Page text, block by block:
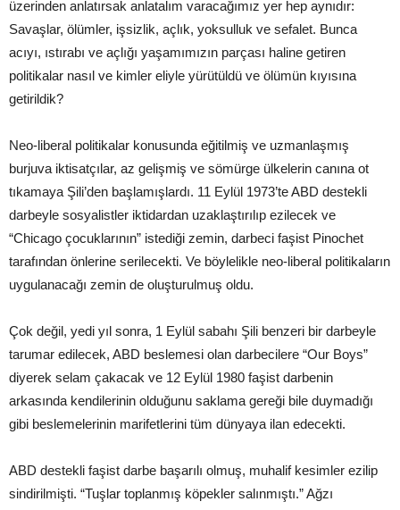
üzerinden anlatırsak anlatalım varacağımız yer hep aynıdır:
Savaşlar, ölümler, işsizlik, açlık, yoksulluk ve sefalet. Bunca
acıyı, ıstırabı ve açlığı yaşamımızın parçası haline getiren
politikalar nasıl ve kimler eliyle yürütüldü ve ölümün kıyısına
getirildik?
Neo-liberal politikalar konusunda eğitilmiş ve uzmanlaşmış
burjuva iktisatçılar, az gelişmiş ve sömürge ülkelerin canına ot
tıkamaya Şili’den başlamışlardı. 11 Eylül 1973’te ABD destekli
darbeyle sosyalistler iktidardan uzaklaştırılıp ezilecek ve
“Chicago çocuklarının” istediği zemin, darbeci faşist Pinochet
tarafından önlerine serilecekti. Ve böylelikle neo-liberal politikaların
uygulanacağı zemin de oluşturulmuş oldu.
Çok değil, yedi yıl sonra, 1 Eylül sabahı Şili benzeri bir darbeyle
tarumar edilecek, ABD beslemesi olan darbecilere “Our Boys”
diyerek selam çakacak ve 12 Eylül 1980 faşist darbenin
arkasında kendilerinin olduğunu saklama gereği bile duymadığı
gibi beslemelerinin marifetlerini tüm dünyaya ilan edecekti.
ABD destekli faşist darbe başarılı olmuş, muhalif kesimler ezilip
sindirilmişti. “Tuşlar toplanmış köpekler salınmıştı.” Ağzı